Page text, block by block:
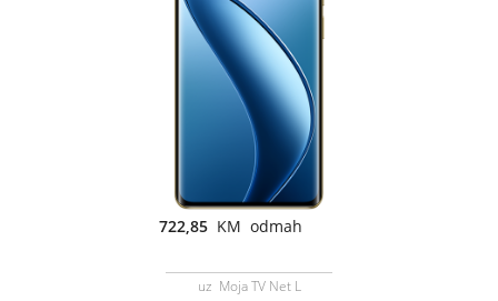
722,85 KM odmah
uz Moja TV Net L